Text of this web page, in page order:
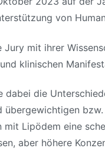
von
mit ihrer
klinischen
dabei die
Lipödem eine
aber höhere